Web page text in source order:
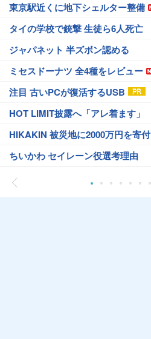
東京駅近くに地下シェルター整備
タイの学校で銃撃 生徒ら6人死亡
ジャパネット 半ズボン認める
ミセスドーナツ 全4種をレビュー
注目 古いPCが復活するUSB
HOT LIMIT披露へ「アレ着ます」
HIKAKIN 被災地に2000万円を寄付
ちいかわ セイレーン役選考理由